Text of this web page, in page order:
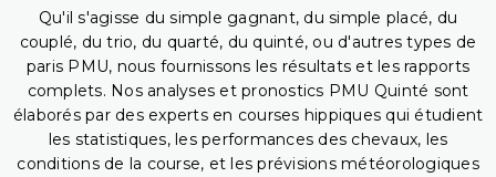
Qu'il s'agisse du simple gagnant, du simple placé, du
couplé, du trio, du quarté, du quinté, ou d'autres types de
paris PMU, nous fournissons les résultats et les rapports
complets. Nos analyses et pronostics PMU Quinté sont
élaborés par des experts en courses hippiques qui étudient
les statistiques, les performances des chevaux, les
conditions de la course, et les prévisions météorologiques